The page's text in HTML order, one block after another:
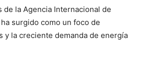
de la Agencia Internacional de
surgido como un foco de
y la creciente demanda de energía